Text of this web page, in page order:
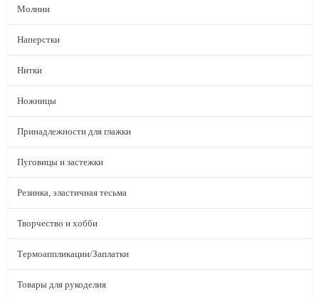
Молнии
Наперстки
Нитки
Ножницы
Принадлежности для глажки
Пуговицы и застежки
Резинка, эластичная тесьма
Творчество и хобби
Термоаппликации/Заплатки
Товары для рукоделия